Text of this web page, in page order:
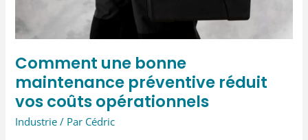
Comment une bonne
maintenance préventive réduit
vos coûts opérationnels
Industrie / Par Cédric